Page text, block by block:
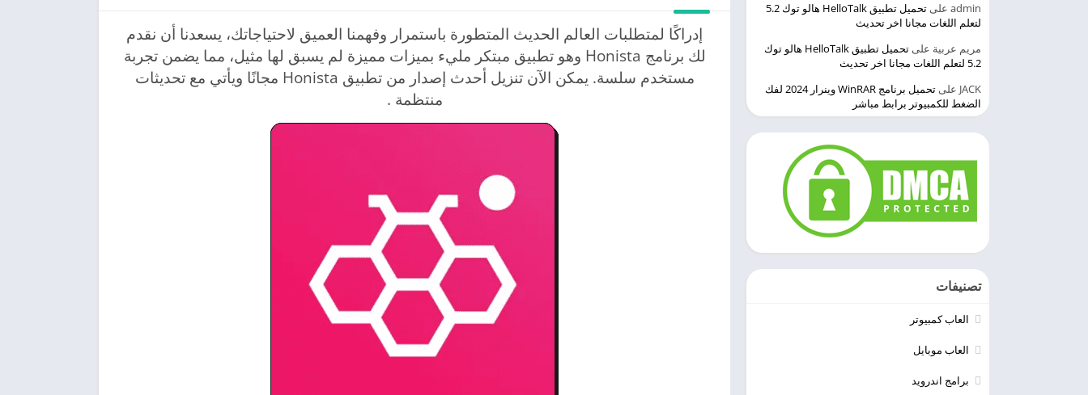
إدراكًا لمتطلبات العالم الحديث المتطورة باستمرار وفهمنا العميق لاحتياجاتك، يسعدنا أن نقدم
لك برنامج Honista وهو تطبيق مبتكر مليء بميزات مميزة لم يسبق لها مثيل، مما يضمن تجربة
مستخدم سلسة. يمكن الآن تنزيل أحدث إصدار من تطبيق Honista مجانًا ويأتي مع تحديثات
منتظمة .
admin على
تحميل تطبيق HelloTalk هالو توك 5.2
لتعلم اللغات مجانا اخر تحديث
مريم عربية على
تحميل تطبيق HelloTalk هالو توك
5.2 لتعلم اللغات مجانا اخر تحديث
JACK على
تحميل برنامج WinRAR وينرار 2024 لفك
الضغط للكمبيوتر برابط مباشر
تصنيفات
العاب كمبيوتر
العاب موبايل
برامج اندرويد